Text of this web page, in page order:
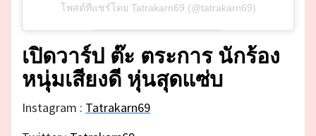
โพสต์ที่แชร์โดย Tatrakarn69 (@tatrakarn69)
เปิดวาร์ป ต๊ะ ตระการ นักร้อง
หนุ่มเสียงดี หุ่นสุดแซ่บ
Instagram : Tatrakarn69